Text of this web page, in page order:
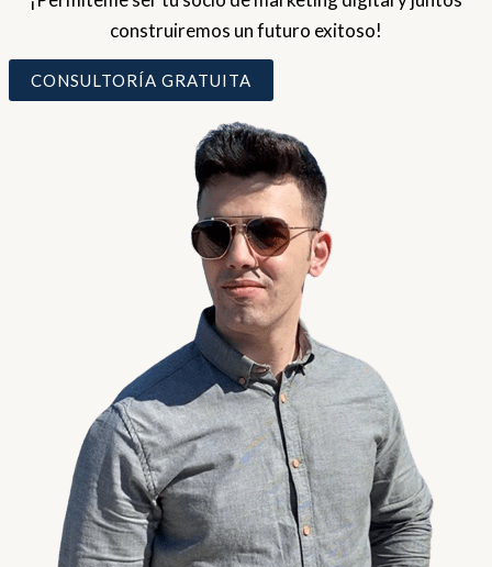
construiremos un futuro exitoso!
CONSULTORÍA GRATUITA